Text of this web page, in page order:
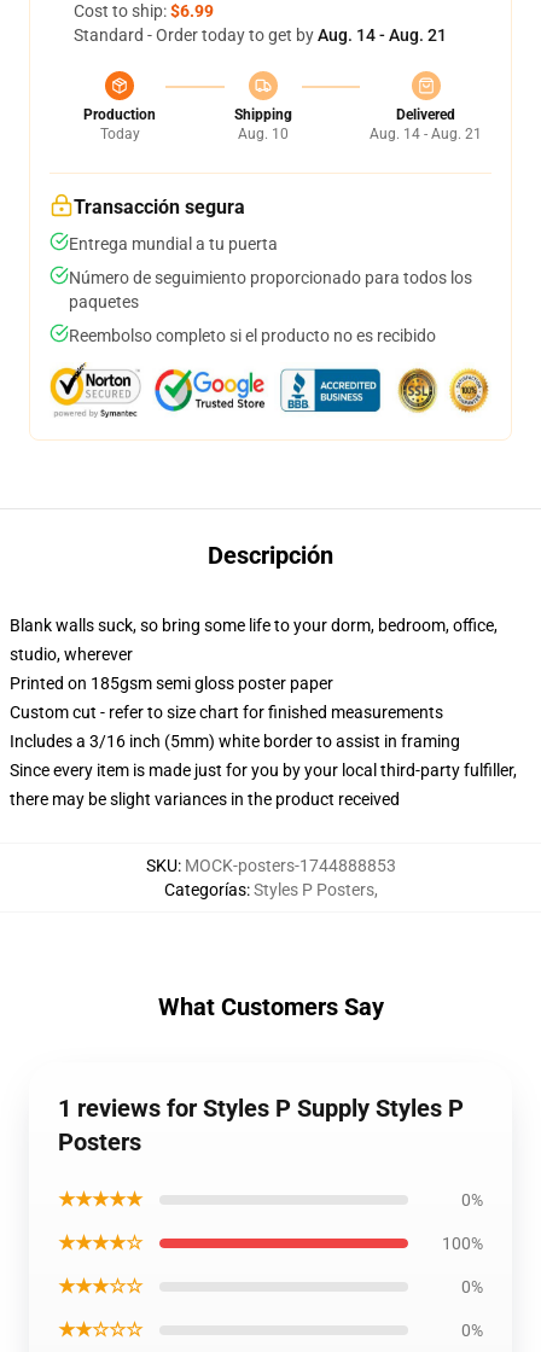
Cost to ship:$6.99
Standard - Order today to get byAug. 14 - Aug. 21
Production
Today
Shipping
Aug. 10
Delivered
Aug. 14 - Aug. 21
Transacción segura
Entrega mundial a tu puerta
Número de seguimiento proporcionado para todos los
paquetes
Reembolso completo si el producto no es recibido
Descripción
Blank walls suck, so bring some life to your dorm, bedroom, office,
studio, wherever
Printed on 185gsm semi gloss poster paper
Custom cut - refer to size chart for finished measurements
Includes a 3/16 inch (5mm) white border to assist in framing
Since every item is made just for you by your local third-party fulfiller,
there may be slight variances in the product received
SKU: MOCK-posters-1744888853
Categorías:Styles P Posters,
What Customers Say
1 reviews for Styles P Supply Styles P
Posters
★★★★★ 0%
★★★★☆ 100%
★★★☆☆ 0%
★★☆☆☆ 0%